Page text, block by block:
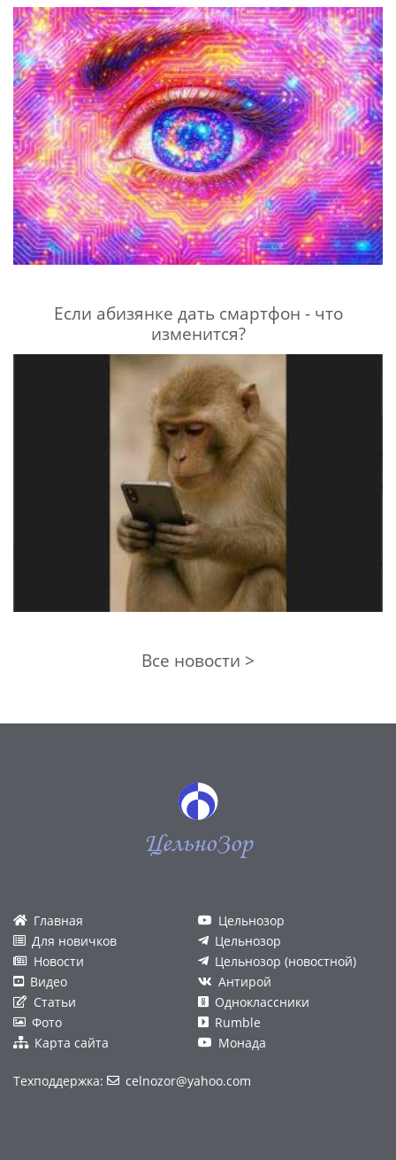
Если абизянке дать смартфон - что
изменится?
Все новости >
ЦельноЗор
Главная
Для новичков
Новости
Видео
Статьи
Фото
Карта сайта
Цельнозор
Цельнозор
Цельнозор (новостной)
Антирой
Одноклассники
Rumble
Монада
Техподдержка: celnozor@yahoo.com